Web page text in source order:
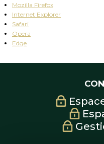
Mozilla Firefox
Internet Explorer
Safari
Opera
Edge